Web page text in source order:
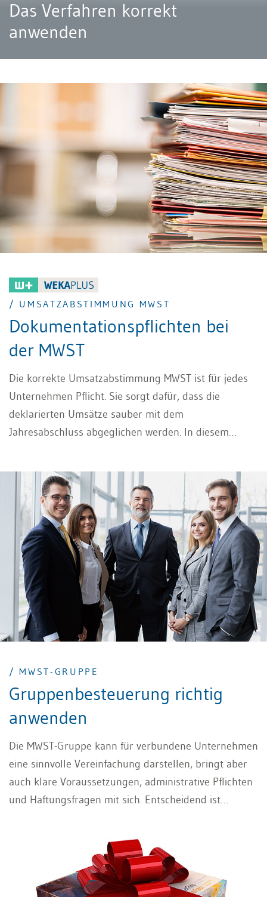
Das Verfahren korrekt
anwenden
/ UMSATZABSTIMMUNG MWST
Dokumentationspflichten bei
der MWST
Die korrekte Umsatzabstimmung MWST ist für jedes
Unternehmen Pflicht. Sie sorgt dafür, dass die
deklarierten Umsätze sauber mit dem
Jahresabschluss abgeglichen werden. In diesem
Dokumentationspflichten Sie dabei im Blick behalten
müssen.
/ MWST-GRUPPE
Gruppenbesteuerung richtig
anwenden
Die MWST-Gruppe kann für verbundene Unternehmen
eine sinnvolle Vereinfachung darstellen, bringt aber
auch klare Voraussetzungen, administrative Pflichten
und Haftungsfragen mit sich. Entscheidend ist
Innenumsätze, Vorsteuerabzug und Deklaration
gegenüber der ESTV zu behandeln sind. Dieser
Beitrag gibt einen Überblick über die wichtigsten